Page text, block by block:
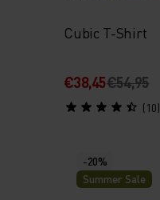
Cubic T-Shirt
€38,45€54,95
(10)
-20%
Summer Sale